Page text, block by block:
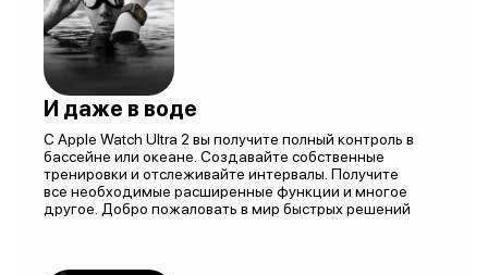
И даже в воде
С Apple Watch Ultra 2 вы получите полный контроль в
бассейне или океане. Создавайте собственные
тренировки и отслеживайте интервалы. Получите
все необходимые расширенные функции и многое
другое. Добро пожаловать в мир быстрых решений